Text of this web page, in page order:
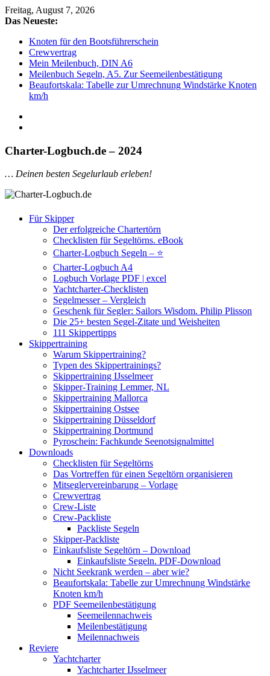
Freitag, August 7, 2026
Das Neueste:
Knoten für den Bootsführerschein
Crewvertrag
Mein Meilenbuch, DIN A6
Meilenbuch Segeln, A5. Zur Seemeilenbestätigung
Beaufortskala: Tabelle zur Umrechnung Windstärke Knoten
km/h
Logbuch.de
eBooks,
Downloads
Charter-Logbuch.de – 2024
… Deinen besten Segelurlaub erleben!
Für Skipper
Der erfolgreiche Chartertörn
Checklisten für Segeltörns. eBook
Charter-Logbuch Segeln – ⭐
Charter-Logbuch A4
Logbuch Vorlage PDF | excel
Yachtcharter-Checklisten
Segelmesser – Vergleich
Geschenk für Segler: Sailors Wisdom. Philip Plisson
Die 25+ besten Segel-Zitate und Weisheiten
111 Skippertipps
Skippertraining
Warum Skippertraining?
Typen des Skippertrainings?
Skippertraining IJsselmeer
Skipper-Training Lemmer, NL
Skippertraining Mallorca
Skippertraining Ostsee
Skippertraining Düsseldorf
Skippertraining Dortmund
Pyroschein: Fachkunde Seenotsignalmittel
Downloads
Checklisten für Segeltörns
Das Vortreffen für einen Segeltörn organisieren
Mitseglervereinbarung – Vorlage
Crewvertrag
Crew-Liste
Crew-Packliste
Packliste Segeln
Skipper-Packliste
Einkaufsliste Segeltörn – Download
Einkaufsliste Segeln. PDF-Download
Nicht Seekrank werden – aber wie?
Beaufortskala: Tabelle zur Umrechnung Windstärke
Knoten km/h
PDF Seemeilenbestätigung
Seemeilennachweis
Meilenbestätigung
Meilennachweis
Reviere
Yachtcharter
Yachtcharter IJsselmeer